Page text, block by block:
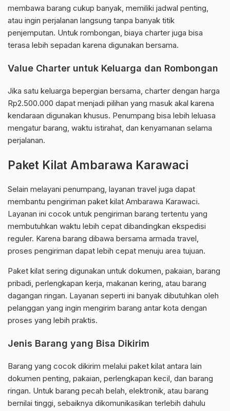
membawa barang cukup banyak, memiliki jadwal penting,
atau ingin perjalanan langsung tanpa banyak titik
penjemputan. Untuk rombongan, biaya charter juga bisa
terasa lebih sepadan karena digunakan bersama.
Value Charter untuk Keluarga dan Rombongan
Jika satu keluarga bepergian bersama, charter dengan harga
Rp2.500.000 dapat menjadi pilihan yang masuk akal karena
kendaraan digunakan khusus. Penumpang bisa lebih leluasa
mengatur barang, waktu istirahat, dan kenyamanan selama
perjalanan.
Paket Kilat Ambarawa Karawaci
Selain melayani penumpang, layanan travel juga dapat
membantu pengiriman paket kilat Ambarawa Karawaci.
Layanan ini cocok untuk pengiriman barang tertentu yang
membutuhkan waktu lebih cepat dibandingkan ekspedisi
reguler. Karena barang dibawa bersama armada travel,
proses pengiriman dapat lebih cepat menuju area tujuan.
Paket kilat sering digunakan untuk dokumen, pakaian, barang
pribadi, perlengkapan kerja, makanan kering, atau barang
dagangan ringan. Layanan seperti ini banyak dibutuhkan oleh
pelanggan yang ingin mengirim barang antar kota dengan
proses yang lebih praktis.
Jenis Barang yang Bisa Dikirim
Barang yang cocok dikirim melalui paket kilat antara lain
dokumen penting, pakaian, perlengkapan kecil, dan barang
ringan. Untuk barang pecah belah, elektronik, atau barang
bernilai tinggi, sebaiknya dikomunikasikan terlebih dahulu